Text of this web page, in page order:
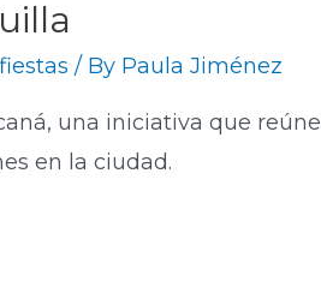
/ By Paula Jiménez
una iniciativa que reúne
en la ciudad.